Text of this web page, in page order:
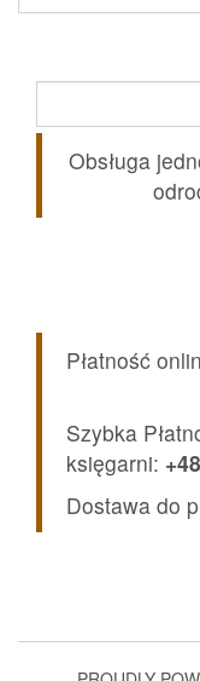
Obsługa
Płatność
Szybka
księgarni:
Dostawa do